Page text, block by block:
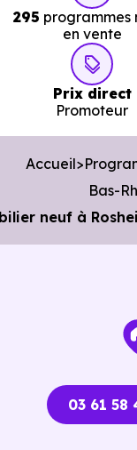
295 programmes
en vente
Prix direct
Promoteur
Accueil
Bas-
neuf à
03 61 58